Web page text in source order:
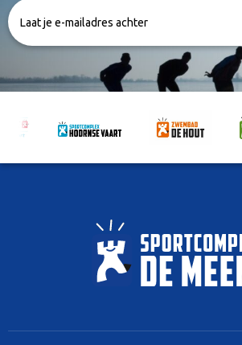
e-
mailadres
(Vereist)